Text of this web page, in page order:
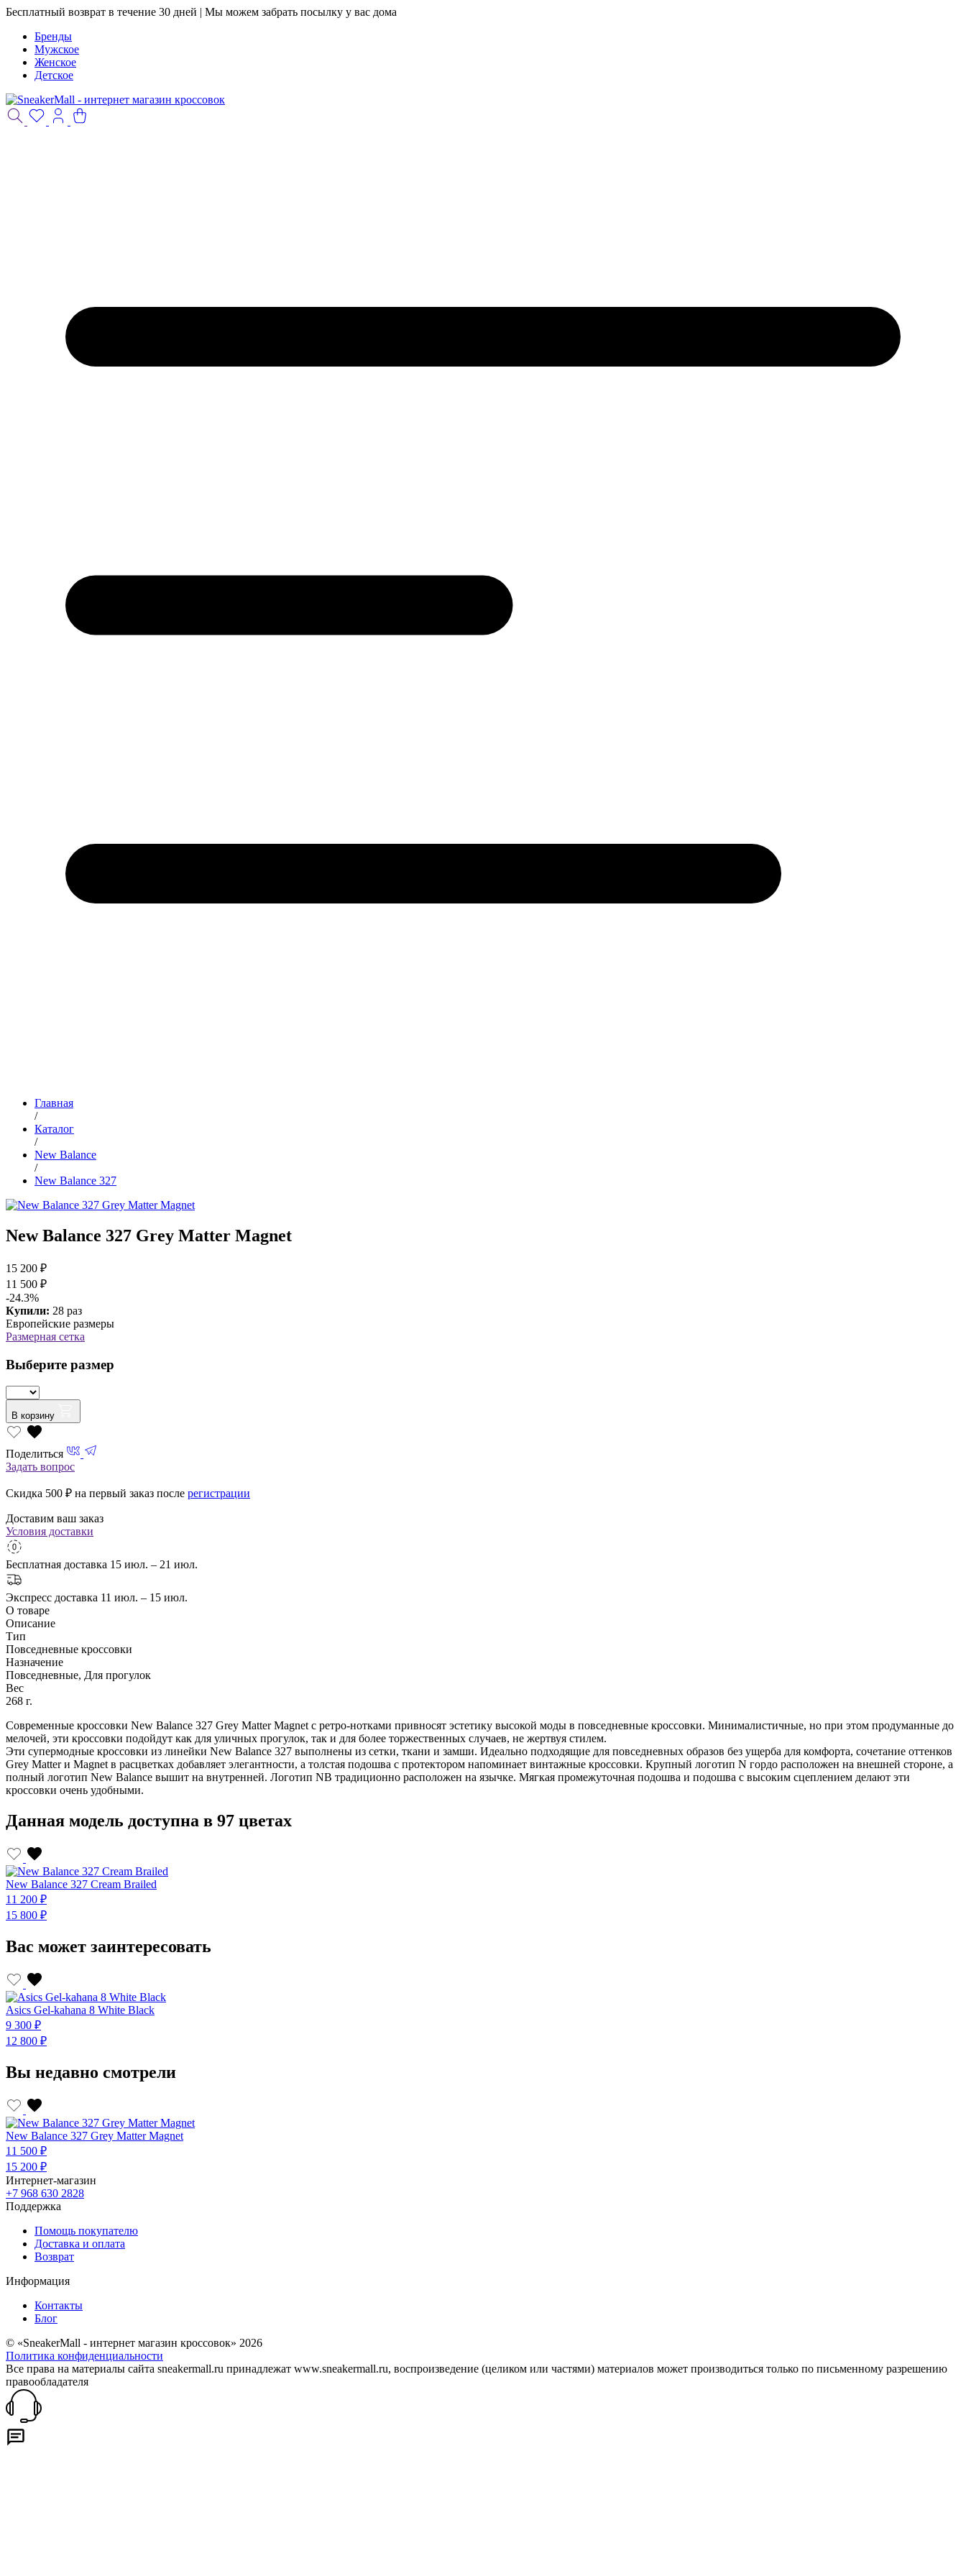
Бесплатный возврат в течение 30 дней | Мы можем забрать посылку у вас дома
Бренды
Мужское
Женское
Детское
Главная
/
Каталог
/
New Balance
/
New Balance 327
New Balance 327 Grey Matter Magnet
15 200 ₽
11 500 ₽
-24.3%
Купили: 28 раз
Европейские размеры
Размерная сетка
Выберите размер
В корзину
Поделиться
Задать вопрос
Скидка 500 ₽ на первый заказ после регистрации
Доставим ваш заказ
Условия доставки
Бесплатная доставка 15 июл. – 21 июл.
Экспресс доставка 11 июл. – 15 июл.
О товаре
Описание
Тип
Повседневные кроссовки
Назначение
Повседневные, Для прогулок
Вес
268 г.
Современные кроссовки New Balance 327 Grey Matter Magnet с ретро-нотками привносят эстетику высокой моды в повседневные кроссовки. Минималистичные, но при этом продуманные до
мелочей, эти кроссовки подойдут как для уличных прогулок, так и для более торжественных случаев, не жертвуя стилем.
Эти супермодные кроссовки из линейки New Balance 327 выполнены из сетки, ткани и замши. Идеально подходящие для повседневных образов без ущерба для комфорта, сочетание оттенков
Grey Matter и Magnet в расцветках добавляет элегантности, а толстая подошва с протектором напоминает винтажные кроссовки. Крупный логотип N гордо расположен на внешней стороне, а
полный логотип New Balance вышит на внутренней. Логотип NB традиционно расположен на язычке. Мягкая промежуточная подошва и подошва с высоким сцеплением делают эти
кроссовки очень удобными.
Данная модель доступна в 97 цветах
New Balance 327 Cream Brailed
11 200 ₽
15 800 ₽
Вас может заинтересовать
Asics Gel-kahana 8 White Black
9 300 ₽
12 800 ₽
Вы недавно смотрели
New Balance 327 Grey Matter Magnet
11 500 ₽
15 200 ₽
Интернет-магазин
+7 968 630 2828
Поддержка
Помощь покупателю
Доставка и оплата
Возврат
Информация
Контакты
Блог
© «SneakerMall - интернет магазин кроссовок» 2026
Политика конфиденциальности
Все права на материалы сайта sneakermall.ru принадлежат www.sneakermall.ru, воспроизведение (целиком или частями) материалов может производиться только по письменному разрешению
правообладателя